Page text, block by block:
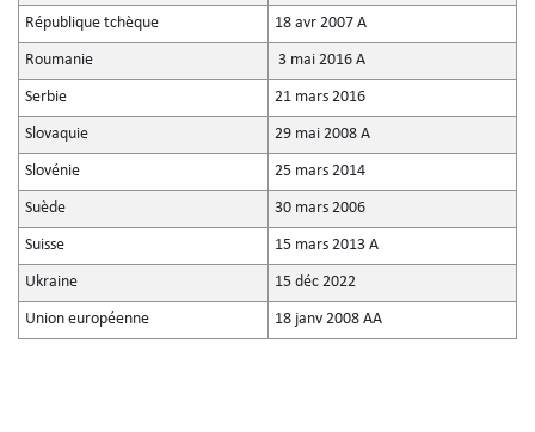
République tchèque 18 avr 2007 A
Roumanie 3 mai 2016 A
Serbie 21 mars 2016
Slovaquie 29 mai 2008 A
Slovénie 25 mars 2014
Suède 30 mars 2006
Suisse 15 mars 2013 A
Ukraine 15 déc 2022
Union européenne 18 janv 2008 AA